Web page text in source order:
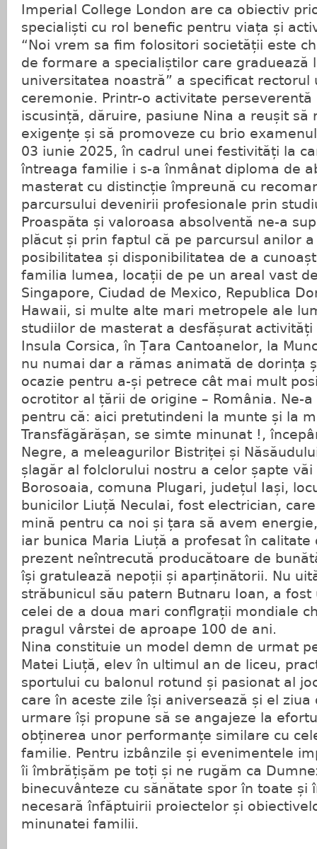
Imperial College London are ca obiectiv
specialiști cu rol benefic pentru viața și
“Noi vrem sa fim folositori societății este
de formare a specialiștilor care graduează
universitatea noastră” a specificat rectorul
ceremonie. Printr-o activitate perseverentă
iscusință, dăruire, pasiune Nina a reușit să
exigențe și să promoveze cu brio
03 iunie 2025, în cadrul unei festivități la
întreaga familie i s-a înmânat diploma de
masterat cu distincție împreună cu
parcursului devenirii profesionale prin
Proaspăta și valoroasa absolventă ne-a
plăcut și prin faptul că pe parcursul anilor
posibilitatea și disponibilitatea de a
familia lumea, locații de pe un areal vast
Singapore, Ciudad de Mexico, Republica
Hawaii, si multe alte mari metropele ale
studiilor de masterat a desfășurat
Insula Corsica, în Țara Cantoanelor, la
nu numai dar a rămas animată de dorința
ocazie pentru a-și petrece cât mai mult
ocrotitor al țării de origine – România. Ne-
pentru că: aici pretutindeni la munte și la
Transfăgărășan, se simte minunat !,
Negre, a meleagurilor Bistriței și
șlagăr al folclorului nostru a celor șapte
Borosoaia, comuna Plugari, județul Iași,
bunicilor Liuță Neculai, fost electrician,
mină pentru ca noi și țara să avem
iar bunica Maria Liuță a profesat în calitate
prezent neîntrecută producătoare de
își gratulează nepoții și aparținătorii. Nu
străbunicul său patern Butnaru Ioan, a
celei de a doua mari conflgrații mondiale
pragul vârstei de aproape 100 de ani.
Nina constituie un model demn de urmat
Matei Liuță, elev în ultimul an de liceu,
sportului cu balonul rotund și pasionat al
care în aceste zile își aniversează și el
urmare își propune să se angajeze la
obținerea unor performanțe similare cu
familie. Pentru izbânzile și evenimentele
îi îmbrățișăm pe toți și ne rugăm ca
binecuvânteze cu sănătate spor în toate
necesară înfăptuirii proiectelor și
minunatei familii.